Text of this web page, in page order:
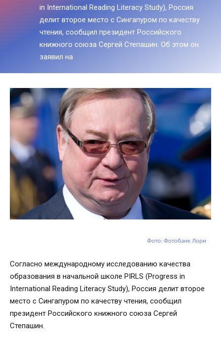
in International Reading Literacy Study), Россия
делит второе место с Сингапуром по качеству
чтения, сообщил президент Российского
книжного союза Сергей Степашин. Об этом он
заявил на
Фото: Фотобанк Лори
Согласно международному исследованию качества
образования в начальной школе PIRLS (Progress in
International Reading Literacy Study), Россия делит второе
место с Сингапуром по качеству чтения, сообщил
президент Российского книжного союза Сергей
Степашин.